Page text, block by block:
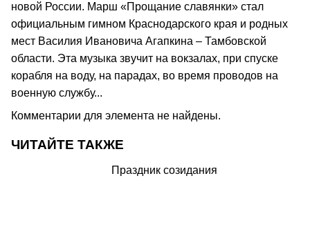
новой России. Марш «Прощание славянки» стал
официальным гимном Краснодарского края и родных
мест Василия Ивановича Агапкина – Тамбовской
области. Эта музыка звучит на вокзалах, при спуске
корабля на воду, на парадах, во время проводов на
военную службу...
Комментарии для элемента не найдены.
ЧИТАЙТЕ ТАКЖЕ
Праздник созидания